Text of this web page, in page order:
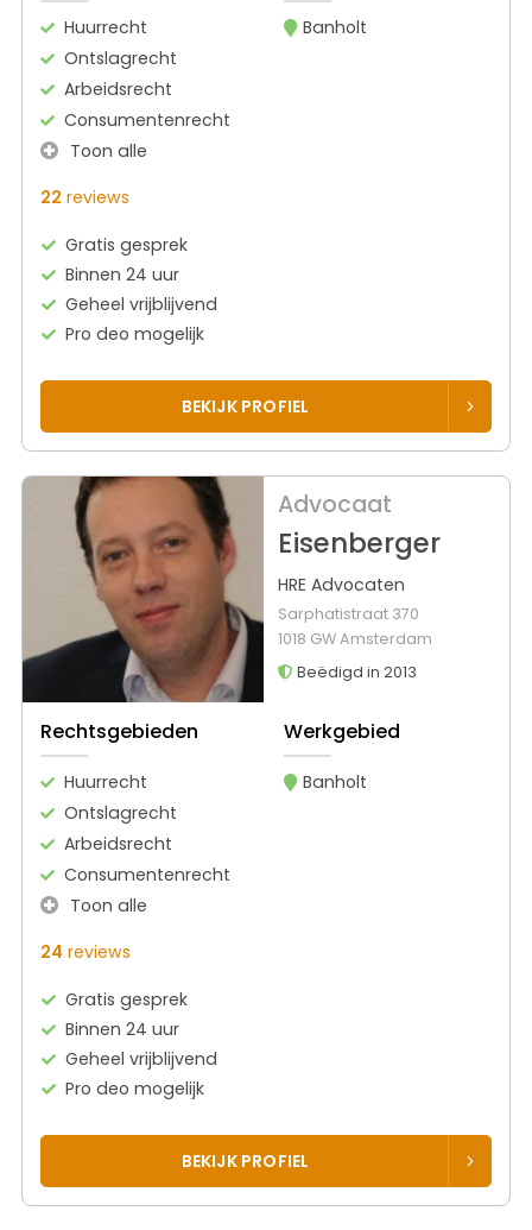
Huurrecht
Ontslagrecht
Arbeidsrecht
Consumentenrecht
Toon alle
Banholt
22 reviews
Gratis gesprek
Binnen 24 uur
Geheel vrijblijvend
Pro deo mogelijk
BEKIJK PROFIEL
Advocaat
Eisenberger
HRE Advocaten
Sarphatistraat 370
1018 GW Amsterdam
Beëdigd in 2013
Rechtsgebieden
Huurrecht
Ontslagrecht
Arbeidsrecht
Consumentenrecht
Toon alle
Werkgebied
Banholt
24 reviews
Gratis gesprek
Binnen 24 uur
Geheel vrijblijvend
Pro deo mogelijk
BEKIJK PROFIEL